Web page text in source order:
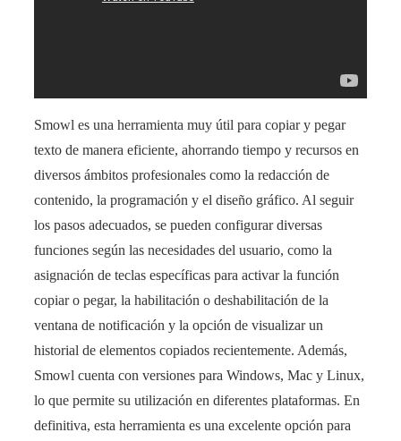
Smowl es una herramienta muy útil para copiar y pegar
texto de manera eficiente, ahorrando tiempo y recursos en
diversos ámbitos profesionales como la redacción de
contenido, la programación y el diseño gráfico. Al seguir
los pasos adecuados, se pueden configurar diversas
funciones según las necesidades del usuario, como la
asignación de teclas específicas para activar la función
copiar o pegar, la habilitación o deshabilitación de la
ventana de notificación y la opción de visualizar un
historial de elementos copiados recientemente. Además,
Smowl cuenta con versiones para Windows, Mac y Linux,
lo que permite su utilización en diferentes plataformas. En
definitiva, esta herramienta es una excelente opción para